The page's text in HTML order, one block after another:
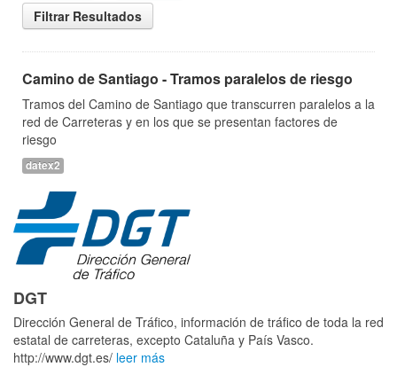
Filtrar Resultados
Camino de Santiago - Tramos paralelos de riesgo
Tramos del Camino de Santiago que transcurren paralelos a la
red de Carreteras y en los que se presentan factores de
riesgo
datex2
DGT
Dirección General de Tráfico, información de tráfico de toda la red
estatal de carreteras, excepto Cataluña y País Vasco.
http://www.dgt.es/ leer más